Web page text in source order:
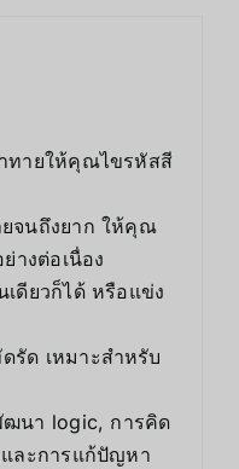
ทายให้คุณไขรหัสสี
จนถึงยาก ให้คุณ
างต่อเนื่อง
เดียวก็ได้ หรือแข่ง
รัด เหมาะสำหรับ
นา logic, การคิด
และการแก้ปัญหา